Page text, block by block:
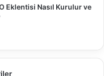
Eklentisi Nasıl Kurulur ve